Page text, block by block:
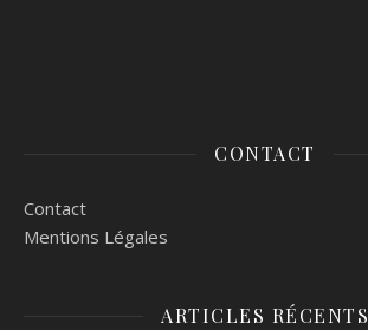
CONTACT
Contact
Mentions Légales
ARTICLES RÉCENTS